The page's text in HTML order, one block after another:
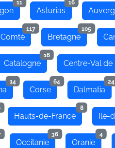
11
Asturias
16
117
Bretagne
105
Catalogne
16
Centre-Val de
14
Corse
64
Dalmatia
24
Hauts-de-France
8
Ile-
Occitanie
36
Oranie
4